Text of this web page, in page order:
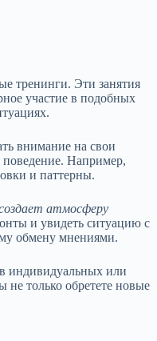
тренинги. Эти занятия
участие в подобных
внимание на свои
Например,
и паттерны.
атмосферу
и увидеть ситуацию с
обмену мнениями.
индивидуальных или
только обретете новые